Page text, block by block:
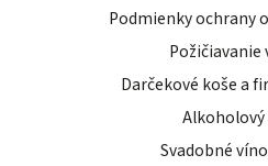
Podmienky ochrany
Požičiavanie
Darčekové koše a
Alkoholový
Svadobné